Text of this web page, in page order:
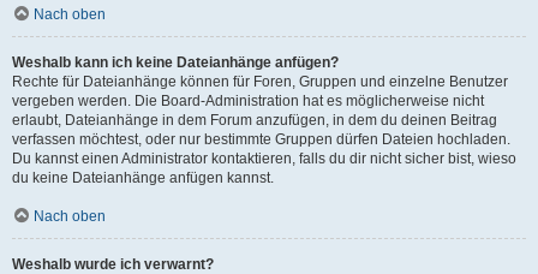
Nach oben
Weshalb kann ich keine Dateianhänge anfügen?
Rechte für Dateianhänge können für Foren, Gruppen und einzelne Benutzer
vergeben werden. Die Board-Administration hat es möglicherweise nicht
erlaubt, Dateianhänge in dem Forum anzufügen, in dem du deinen Beitrag
verfassen möchtest, oder nur bestimmte Gruppen dürfen Dateien hochladen.
Du kannst einen Administrator kontaktieren, falls du dir nicht sicher bist, wieso
du keine Dateianhänge anfügen kannst.
Nach oben
Weshalb wurde ich verwarnt?